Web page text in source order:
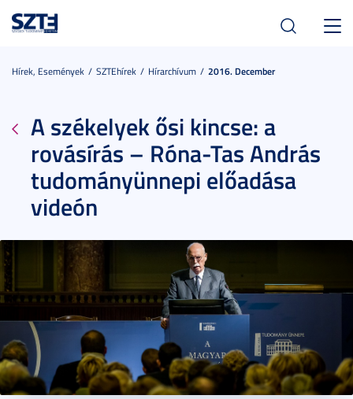
Hírek, Események SZTEhírek Hírarchívum 2016. December
A székelyek ősi kincse: a
rovásírás – Róna-Tas András
tudományünnepi előadása
videón